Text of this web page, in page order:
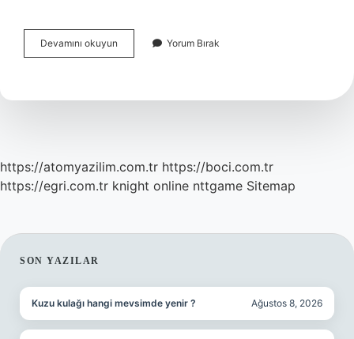
Devamını okuyun Mahkemeye
Vermek
Gerekli
Yorum Bırak
https://atomyazilim.com.tr https://boci.com.tr
https://egri.com.tr knight online nttgame Sitemap
SIDEBAR
SON YAZILAR
Kuzu kulağı hangi mevsimde yenir ? Ağustos 8, 2026